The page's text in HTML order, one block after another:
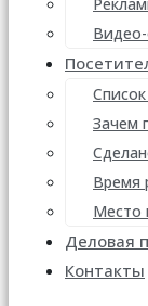
Зачем
Время
Место
Деловая
Контакты